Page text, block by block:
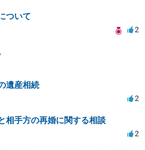
ついて
2
遺産相続
2
相手方の再婚に関する相談
2